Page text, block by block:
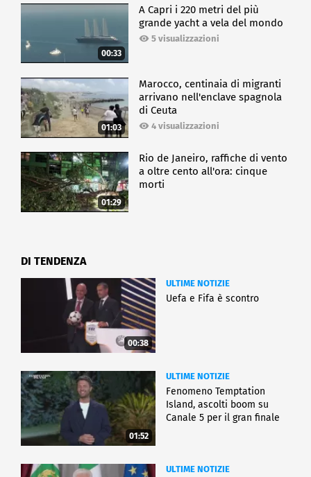
00:33
A Capri i 220 metri del più
grande yacht a vela del mondo
5 visualizzazioni
01:03
Marocco, centinaia di migranti
arrivano nell'enclave spagnola
di Ceuta
4 visualizzazioni
01:29
Rio de Janeiro, raffiche di vento
a oltre cento all'ora: cinque
morti
DI TENDENZA
00:38
ULTIME NOTIZIE
Uefa e Fifa è scontro
01:52
ULTIME NOTIZIE
Fenomeno Temptation
Island, ascolti boom su
Canale 5 per il gran finale
ULTIME NOTIZIE